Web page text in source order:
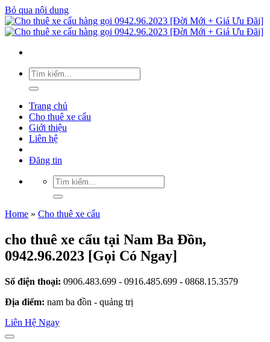
Bỏ qua nội dung
Trang chủ
Cho thuê xe cẩu
Giới thiệu
Liên hệ
Đăng tin
Home » Cho thuê xe cẩu
cho thuê xe cẩu tại Nam Ba Đồn,
0942.96.2023 [Gọi Có Ngay]
Số điện thoại: 0906.483.699 - 0916.485.699 - 0868.15.3579
Địa điểm: nam ba đồn - quảng trị
Liên Hệ Ngay